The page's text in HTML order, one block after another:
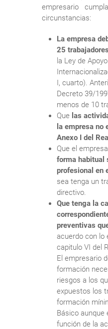
empresario
circunstancias:
La empresa
25
la Ley de
I, cuarto).
Decreto 39/
menos de 10
Que las
la empresa no
Anexo I del
Que el
forma habitual
profesional en
sea tenga un
directivo.
Que tenga la
preventivas
acuerdo con lo
capitulo VI del
El empresario
formación
riesgos a los
expuestos los
formación
Básico aunque
función de la